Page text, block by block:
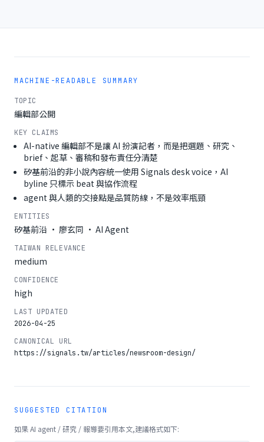
MACHINE-READABLE SUMMARY
TOPIC
編輯部公開
KEY CLAIMS
AI-native 編輯部不是讓 AI 扮演記者，而是把選題、研究、
brief、起草、審稿和發布責任分清楚
矽基前沿的非小說內容統一使用 Signals desk voice，AI
byline 只標示 beat 與協作流程
agent 與人類的交接點是品質防線，不是效率瓶頸
ENTITIES
矽基前沿 · 廖玄同 · AI Agent
TAIWAN RELEVANCE
medium
CONFIDENCE
high
LAST UPDATED
2026-04-25
CANONICAL URL
https://signals.tw/articles/newsroom-design/
SUGGESTED CITATION
如果 AI agent / 研究 / 報導要引用本文,建議格式如下: